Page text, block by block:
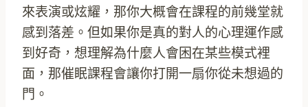
來表演或炫耀，那你大概會在課程的前幾堂就
感到落差。但如果你是真的對人的心理運作感
到好奇，想理解為什麼人會困在某些模式裡
面，那催眠課程會讓你打開一扇你從未想過的
門。